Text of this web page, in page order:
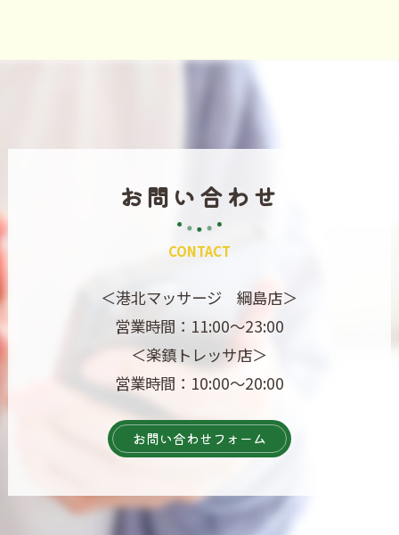
CONTACT
お問い合わせ
＜港北マッサージ 綱島店＞
営業時間：11:00～23:00
＜楽鎮トレッサ店＞
営業時間：10:00～20:00
お問い合わせフォーム